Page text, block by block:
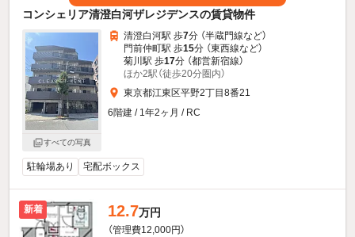
コンシェリア清澄白河ザレジデンスの賃貸物件
すべての写真
清澄白河駅 歩7分 （半蔵門線など）
門前仲町駅 歩15分 （東西線など）
菊川駅 歩17分 （都営新宿線）
ほか2駅（徒歩20分圏内）
東京都江東区平野2丁目8番21
6階建 / 1年2ヶ月 / RC
駐輪場あり 宅配ボックス
新着 12.7万円
（管理費12,000円）